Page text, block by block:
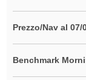
Prezzo/Nav al 07/
Benchmark